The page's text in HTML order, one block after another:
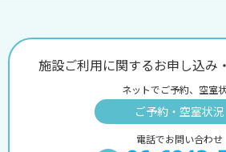
施設ご利用に関するお申し込み
ネットでご予約、空室
ご予約・空室状況
電話でお問い合わせ